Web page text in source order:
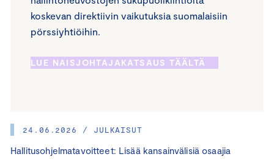
24.06.2026 / JULKAISUT
Hallitusohjelmatavoitteet: Lisää kansainvälisiä osaajia
koskevan direktiivin vaikutuksia suomalaisiin
pörssiyhtiöihin.
LUE NAISJOHTAJAKATSAUS TÄÄLTÄ